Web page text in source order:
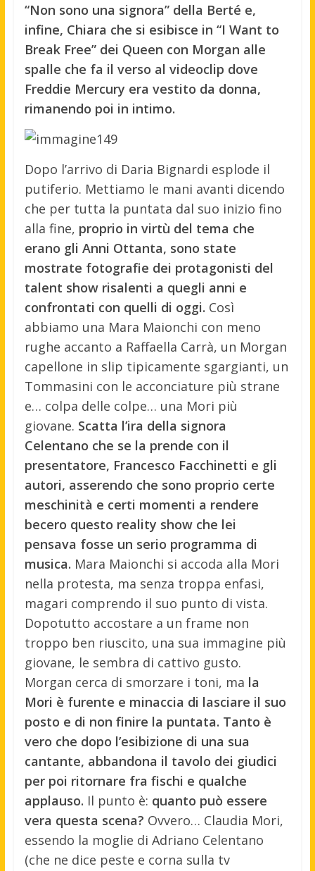
“Non sono una signora” della Berté e,
infine, Chiara che si esibisce in “I Want to
Break Free” dei Queen con Morgan alle
spalle che fa il verso al videoclip dove
Freddie Mercury era vestito da donna,
rimanendo poi in intimo.
Dopo l’arrivo di Daria Bignardi esplode il
putiferio. Mettiamo le mani avanti dicendo
che per tutta la puntata dal suo inizio fino
alla fine, proprio in virtù del tema che
erano gli Anni Ottanta, sono state
mostrate fotografie dei protagonisti del
talent show risalenti a quegli anni e
confrontati con quelli di oggi. Così
abbiamo una Mara Maionchi con meno
rughe accanto a Raffaella Carrà, un Morgan
capellone in slip tipicamente sgargianti, un
Tommasini con le acconciature più strane
e… colpa delle colpe… una Mori più
giovane. Scatta l’ira della signora
Celentano che se la prende con il
presentatore, Francesco Facchinetti e gli
autori, asserendo che sono proprio certe
meschinità e certi momenti a rendere
becero questo reality show che lei
pensava fosse un serio programma di
musica. Mara Maionchi si accoda alla Mori
nella protesta, ma senza troppa enfasi,
magari comprendo il suo punto di vista.
Dopotutto accostare a un frame non
troppo ben riuscito, una sua immagine più
giovane, le sembra di cattivo gusto.
Morgan cerca di smorzare i toni, ma la
Mori è furente e minaccia di lasciare il suo
posto e di non finire la puntata. Tanto è
vero che dopo l’esibizione di una sua
cantante, abbandona il tavolo dei giudici
per poi ritornare fra fischi e qualche
applauso. Il punto è: quanto può essere
vera questa scena? Ovvero… Claudia Mori,
essendo la moglie di Adriano Celentano
(che ne dice peste e corna sulla tv